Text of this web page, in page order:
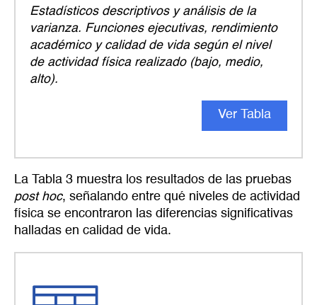
Estadísticos descriptivos y análisis de la
varianza. Funciones ejecutivas, rendimiento
académico y calidad de vida según el nivel
de actividad física realizado (bajo, medio,
alto).
Ver Tabla
La Tabla 3 muestra los resultados de las pruebas
post hoc, señalando entre qué niveles de actividad
física se encontraron las diferencias significativas
halladas en calidad de vida.